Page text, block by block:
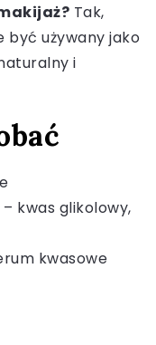
Tak,
być używany jako
i
kwas glikolowy,
kwasowe